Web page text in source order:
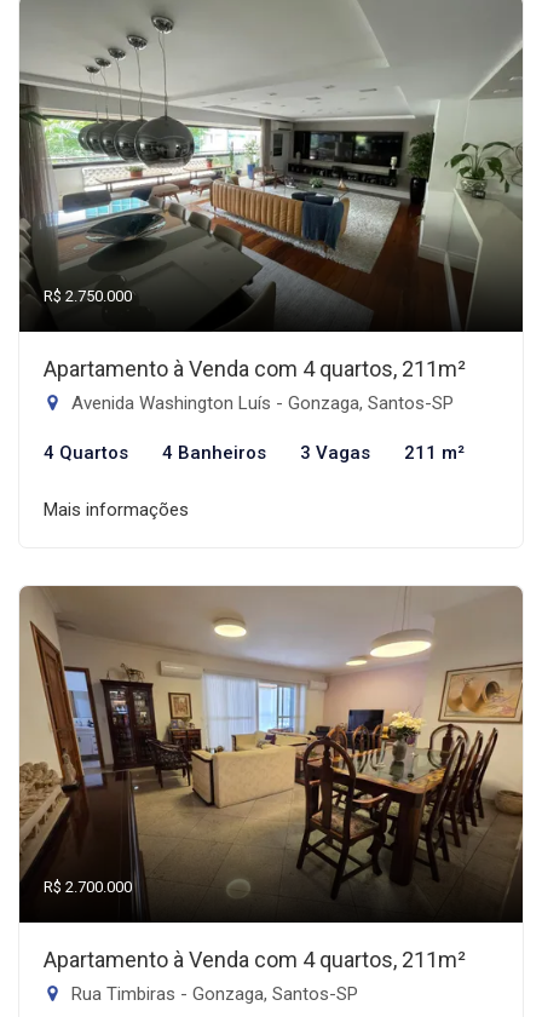
R$ 2.750.000
Apartamento à Venda com 4 quartos, 211m²
Avenida Washington Luís - Gonzaga, Santos-SP
4 Quartos 4 Banheiros 3 Vagas 211 m²
Mais informações
R$ 2.700.000
Apartamento à Venda com 4 quartos, 211m²
Rua Timbiras - Gonzaga, Santos-SP